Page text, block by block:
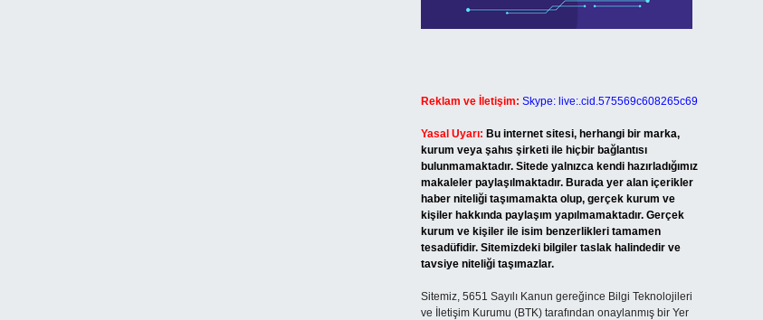
Reklam ve İletişim: Skype: live:.cid.575569c608265c69
Yasal Uyarı: Bu internet sitesi, herhangi bir marka,
kurum veya şahıs şirketi ile hiçbir bağlantısı
bulunmamaktadır. Sitede yalnızca kendi hazırladığımız
makaleler paylaşılmaktadır. Burada yer alan içerikler
haber niteliği taşımamakta olup, gerçek kurum ve
kişiler hakkında paylaşım yapılmamaktadır. Gerçek
kurum ve kişiler ile isim benzerlikleri tamamen
tesadüfidir. Sitemizdeki bilgiler taslak halindedir ve
tavsiye niteliği taşımazlar.
Sitemiz, 5651 Sayılı Kanun gereğince Bilgi Teknolojileri
ve İletişim Kurumu (BTK) tarafından onaylanmış bir Yer